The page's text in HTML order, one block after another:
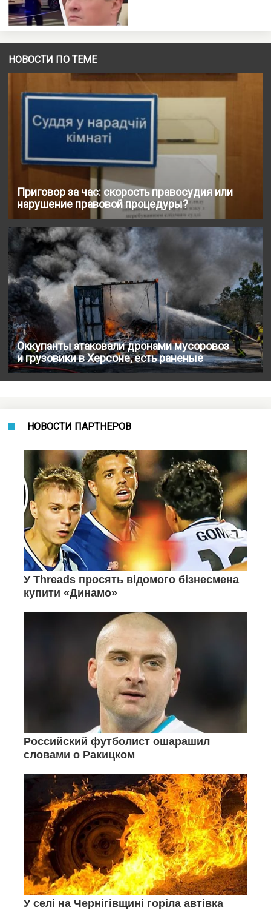
НОВОСТИ ПО ТЕМЕ
Приговор за час: скорость правосудия или
нарушение правовой процедуры?
Оккупанты атаковали дронами мусоровоз
и грузовики в Херсоне, есть раненые
НОВОСТИ ПАРТНЕРОВ